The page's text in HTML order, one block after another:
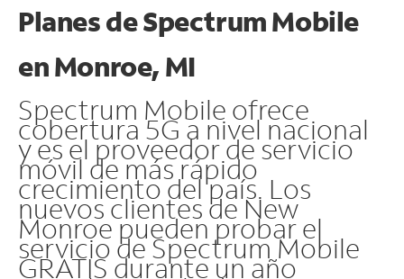
Planes de Spectrum Mobile
en Monroe, MI
Spectrum Mobile ofrece
cobertura 5G a nivel nacional
y es el proveedor de servicio
móvil de más rápido
crecimiento del país. Los
nuevos clientes de New
Monroe pueden probar el
servicio de Spectrum Mobile
GRATIS durante un año